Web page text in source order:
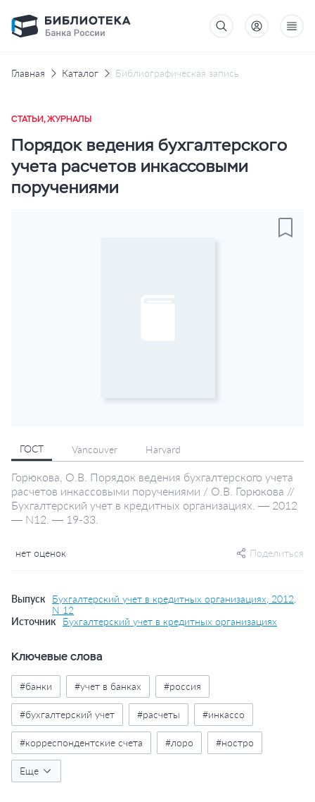
Главная Каталог Библиографическая запись
СТАТЬИ, ЖУРНАЛЫ
Порядок ведения бухгалтерского
учета расчетов инкассовыми
поручениями
ГОСТ Vancouver Harvard
Горюкова, О.В. Порядок ведения бухгалтерского учета
расчетов инкассовыми поручениями / О.В. Горюкова //
Бухгалтерский учет в кредитных организациях. — 2012
— N12. — 19-33.
нет оценок Поделиться
Выпуск
Бухгалтерский учет в кредитных организациях, 2012,
N 12
Источник
Бухгалтерский учет в кредитных организациях
Ключевые слова
#банки #учет в банках #россия
#бухгалтерский учет #расчеты #инкассо
#корреспондентские счета #лоро #ностро
#схемы
Еще